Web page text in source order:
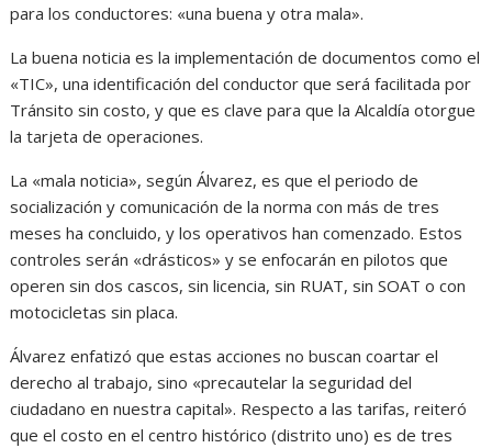
para los conductores: «una buena y otra mala».
La buena noticia es la implementación de documentos como el
«TIC», una identificación del conductor que será facilitada por
Tránsito sin costo, y que es clave para que la Alcaldía otorgue
la tarjeta de operaciones.
La «mala noticia», según Álvarez, es que el periodo de
socialización y comunicación de la norma con más de tres
meses ha concluido, y los operativos han comenzado. Estos
controles serán «drásticos» y se enfocarán en pilotos que
operen sin dos cascos, sin licencia, sin RUAT, sin SOAT o con
motocicletas sin placa.
Álvarez enfatizó que estas acciones no buscan coartar el
derecho al trabajo, sino «precautelar la seguridad del
ciudadano en nuestra capital». Respecto a las tarifas, reiteró
que el costo en el centro histórico (distrito uno) es de tres